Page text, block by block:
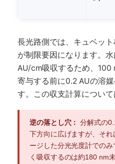
長光路側では、キュベッ
が制限要因になります。
AU/cm吸収するため、100
寄与する前に0.2 AUの溶
す。この収支計算について
逆の落とし穴： 分解式の
下方向に広げますが、そ
ージした分光光度計での
く吸収するのは約180 nm